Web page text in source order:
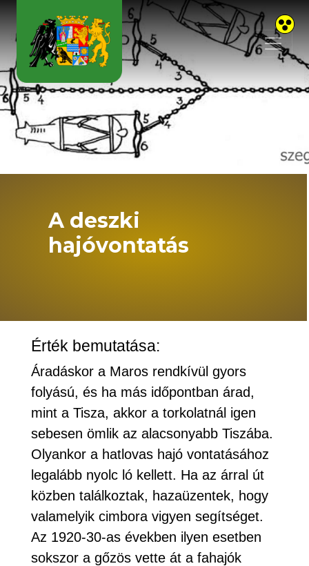
A deszki
hajóvontatás
Érték bemutatása:
Áradáskor a Maros rendkívül gyors
folyású, és ha más időpontban árad,
mint a Tisza, akkor a torkolatnál igen
sebesen ömlik az alacsonyabb Tiszába.
Olyankor a hatlovas hajó vontatásához
legalább nyolc ló kellett. Ha az árral út
közben találkoztak, hazaüzentek, hogy
valamelyik cimbora vigyen segítséget.
Az 1920-30-as években ilyen esetben
sokszor a gőzös vette át a fahajók